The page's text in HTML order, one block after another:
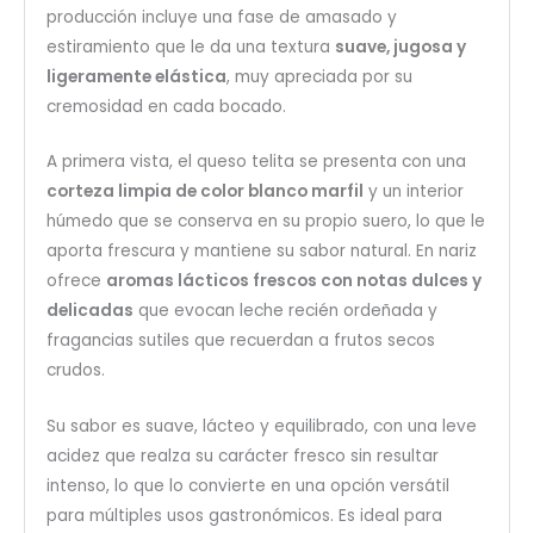
producción incluye una fase de amasado y
estiramiento que le da una textura suave, jugosa y
ligeramente elástica, muy apreciada por su
cremosidad en cada bocado.
A primera vista, el queso telita se presenta con una
corteza limpia de color blanco marfil y un interior
húmedo que se conserva en su propio suero, lo que le
aporta frescura y mantiene su sabor natural. En nariz
ofrece aromas lácticos frescos con notas dulces y
delicadas que evocan leche recién ordeñada y
fragancias sutiles que recuerdan a frutos secos
crudos.
Su sabor es suave, lácteo y equilibrado, con una leve
acidez que realza su carácter fresco sin resultar
intenso, lo que lo convierte en una opción versátil
para múltiples usos gastronómicos. Es ideal para